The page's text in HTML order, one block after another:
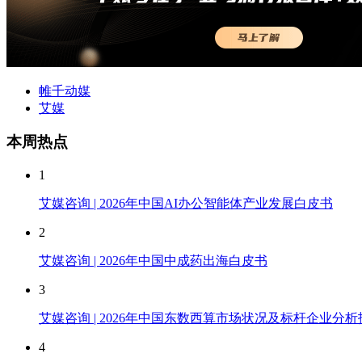
帷千动媒
艾媒
本周热点
1
艾媒咨询 | 2026年中国AI办公智能体产业发展白皮书
2
艾媒咨询 | 2026年中国中成药出海白皮书
3
艾媒咨询 | 2026年中国东数西算市场状况及标杆企业分析
4